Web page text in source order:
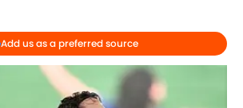
Add us as a preferred source